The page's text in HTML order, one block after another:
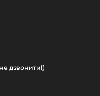
дзвонити!)